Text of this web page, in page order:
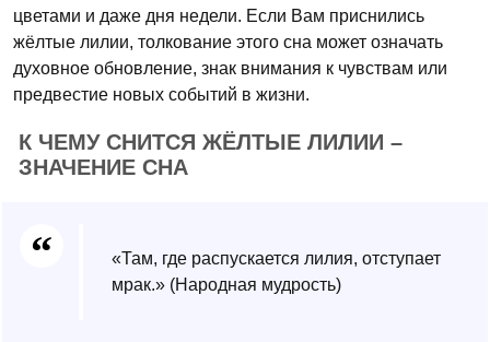
цветами и даже дня недели. Если Вам приснились
жёлтые лилии, толкование этого сна может означать
духовное обновление, знак внимания к чувствам или
предвестие новых событий в жизни.
К ЧЕМУ СНИТСЯ ЖЁЛТЫЕ ЛИЛИИ –
ЗНАЧЕНИЕ СНА
«Там, где распускается лилия, отступает
мрак.» (Народная мудрость)